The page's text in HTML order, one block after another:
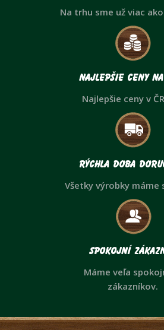
Na trhu sme už viac
Najlepšie ceny
Najlepšie ceny v
Rýchla doba
Všetky výrobky máme
Spokojní
Máme veľa
zákazníkov.